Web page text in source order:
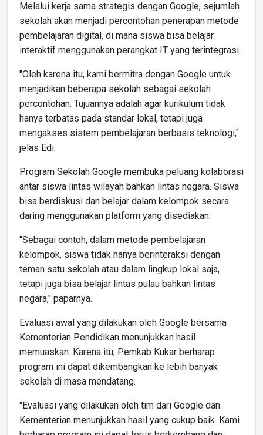
Melalui kerja sama strategis dengan Google, sejumlah
sekolah akan menjadi percontohan penerapan metode
pembelajaran digital, di mana siswa bisa belajar
interaktif menggunakan perangkat IT yang terintegrasi.
"Oleh karena itu, kami bermitra dengan Google untuk
menjadikan beberapa sekolah sebagai sekolah
percontohan. Tujuannya adalah agar kurikulum tidak
hanya terbatas pada standar lokal, tetapi juga
mengakses sistem pembelajaran berbasis teknologi,"
jelas Edi.
Program Sekolah Google membuka peluang kolaborasi
antar siswa lintas wilayah bahkan lintas negara. Siswa
bisa berdiskusi dan belajar dalam kelompok secara
daring menggunakan platform yang disediakan.
"Sebagai contoh, dalam metode pembelajaran
kelompok, siswa tidak hanya berinteraksi dengan
teman satu sekolah atau dalam lingkup lokal saja,
tetapi juga bisa belajar lintas pulau bahkan lintas
negara," paparnya.
Evaluasi awal yang dilakukan oleh Google bersama
Kementerian Pendidikan menunjukkan hasil
memuaskan. Karena itu, Pemkab Kukar berharap
program ini dapat dikembangkan ke lebih banyak
sekolah di masa mendatang.
"Evaluasi yang dilakukan oleh tim dari Google dan
Kementerian menunjukkan hasil yang cukup baik. Kami